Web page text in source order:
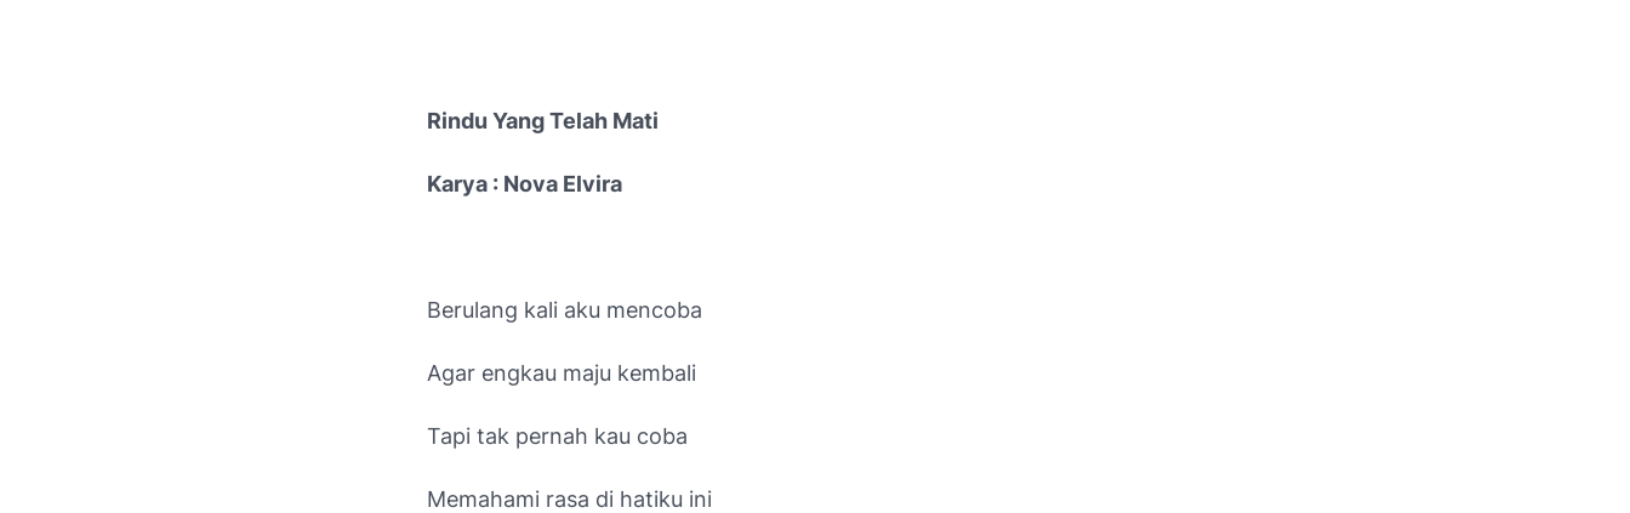
Rindu Yang Telah Mati
Karya : Nova Elvira
Berulang kali aku mencoba
Agar engkau maju kembali
Tapi tak pernah kau coba
Memahami rasa di hatiku ini